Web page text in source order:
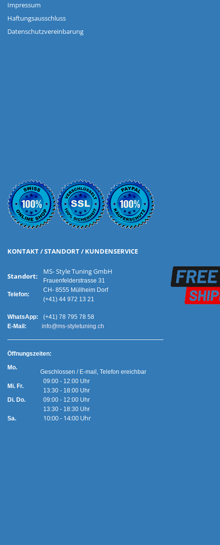
Impressum
Haftungsausschluss
Datenschutzvereinbarung
KONTAKT / STANDORT / KUNDENSERVICE
Standort:
Telefon:
MS- Style Tuning GmbH
Frauenfelderstrasse 31
CH- 8555 Müllheim Dorf
(+41) 44 972 13 21
WhatsApp:
(+41) 78 795 78 58
E-Mail:
info@ms-styletuning.ch
Öffnungszeiten:
Mo.
Mi. Fr.
Geschlossen / E-mail, Telefon ereichbar
09:00 - 12:00 Uhr
13:30 - 18:00 Uhr
Di. Do.
Sa.
09:00 - 12:00 Uhr
13:30 - 18:30 Uhr
10:00 - 14:00 Uhr